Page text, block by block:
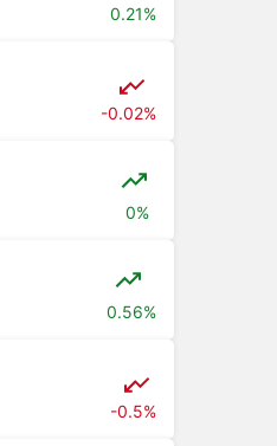
0.21%
-0.02%
0%
0.56%
-0.5%